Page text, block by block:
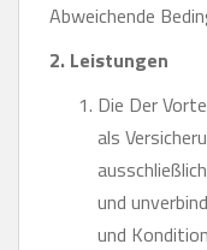
Abweichende
2. Leistungen
Die Der
als
und
und